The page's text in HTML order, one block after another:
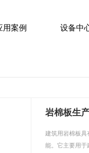
用案例 设备中
岩棉板生
建筑用岩棉板具
能。它主要用于